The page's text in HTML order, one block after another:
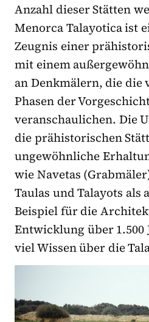
Anzahl dieser Stätten
Menorca Talayotica ist
Zeugnis einer
mit einem
an Denkmälern, die die
Phasen der
veranschaulichen. Die
die prähistorischen
ungewöhnliche
wie Navetas
Taulas und Talayots als
Beispiel für die
Entwicklung über 1.500
viel Wissen über die